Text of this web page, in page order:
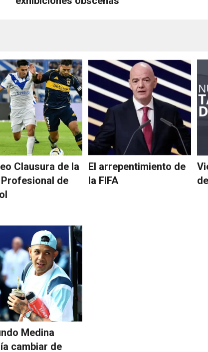
Clausura de la
Profesional de
El arrepentimiento de
la FIFA
Medina
cambiar de